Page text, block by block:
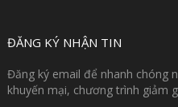
ĐĂNG KÝ NHẬN TIN
Đăng ký email để nhanh chóng
khuyến mại, chương trình giảm